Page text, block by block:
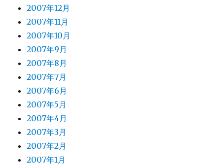
2007年12月
2007年11月
2007年10月
2007年9月
2007年8月
2007年7月
2007年6月
2007年5月
2007年4月
2007年3月
2007年2月
2007年1月